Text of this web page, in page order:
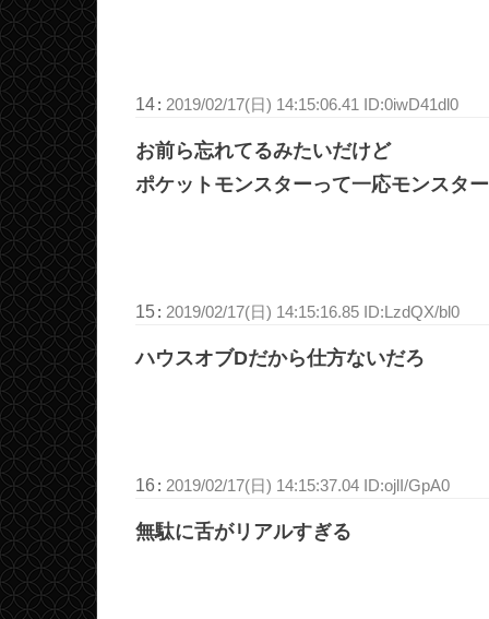
14: 2019/02/17(日) 14:15:06.41 ID:0iwD41dl0
お前ら忘れてるみたいだけど
ポケットモンスターって一応モンスタ
15: 2019/02/17(日) 14:15:16.85 ID:LzdQX/bl0
ハウスオブDだから仕方ないだろ
16 : 2019/02/17(日) 14:15:37.04 ID:ojlI/GpA0
無駄に舌がリアルすぎる